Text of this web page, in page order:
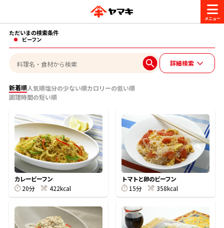
商品情報
ヤマキ『めんつゆ』 ヤマキ 割烹白だし
レシピ
おいしいレシピを探す
おいしいレシピトップ
主食レシピ
かつお節・だしを楽しむ
かつお節・だしを知る
だしの取り方
CM・キャンペーン
キャンペーン一覧
企業・採用情報
企業情報
- 百年対話
お問い合わせ
ヤマキお客様相談室
ただいまの検索条件
ビーフン
詳細検索
新着順人気順塩分の少ない順カロリーの低い順
調理時間の短い順
カレービーフン
20分
422kcal
トマトと卵のビーフン
15分
358kcal